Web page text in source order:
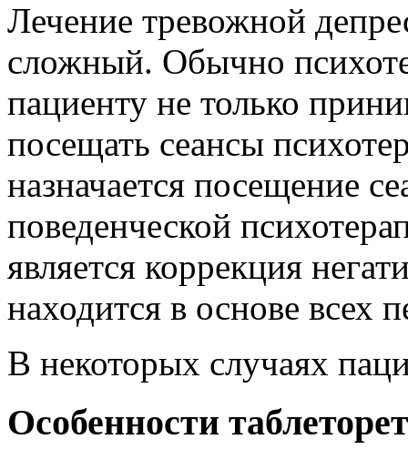
Лечение тревожной
сложный. Обычно
пациенту не только
посещать сеансы
назначается посещение
поведенческой
является коррекция
находится в основе всех
В некоторых случаях
Особенности